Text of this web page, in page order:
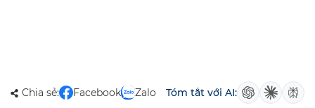
Chia sẻ: Facebook Zalo Tóm tắt với AI: